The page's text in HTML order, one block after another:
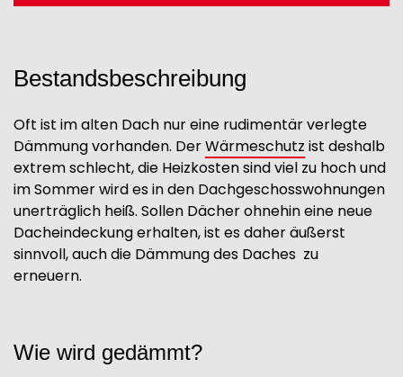
Bestandsbeschreibung
Oft ist im alten Dach nur eine rudimentär verlegte
Dämmung vorhanden. DerWärmeschutz ist deshalb
extrem schlecht, die Heizkosten sind viel zu hoch und
im Sommer wird es in den Dachgeschosswohnungen
unerträglich heiß. Sollen Dächerohnehineine neue
Dacheindeckungerhalten, ist esdaher äußerst
sinnvoll,auch die Dämmung des Daches zu
erneuern.
Wie wird gedämmt?